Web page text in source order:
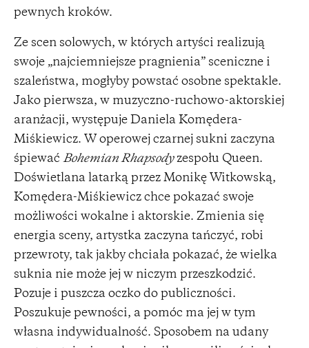
pewnych kroków.
Ze scen solowych, w których artyści realizują
swoje „najciemniejsze pragnienia” sceniczne i
szaleństwa, mogłyby powstać osobne spektakle.
Jako pierwsza, w muzyczno-ruchowo-aktorskiej
aranżacji, występuje Daniela Komędera-
Miśkiewicz. W operowej czarnej sukni zaczyna
śpiewać Bohemian Rhapsodyzespołu Queen.
Doświetlana latarką przez Monikę Witkowską,
Komędera-Miśkiewicz chce pokazać swoje
możliwości wokalne i aktorskie. Zmienia się
energia sceny, artystka zaczyna tańczyć, robi
przewroty, tak jakby chciała pokazać, że wielka
suknia nie może jej w niczym przeszkodzić.
Pozuje i puszcza oczko do publiczności.
Poszukuje pewności, a pomóc ma jej w tym
własna indywidualność. Sposobem na udany